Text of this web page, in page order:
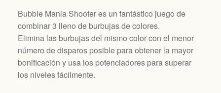
Bubble Mania Shooter es un fantástico juego de
combinar 3 lleno de burbujas de colores.
Elimina las burbujas del mismo color con el menor
número de disparos posible para obtener la mayor
bonificación y usa los potenciadores para superar
los niveles fácilmente.